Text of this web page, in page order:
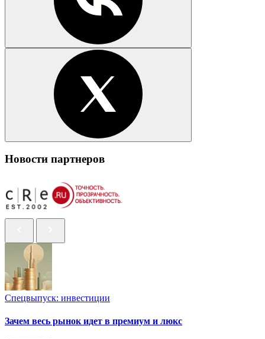
Новости партнеров
Спецвыпуск: инвестиции
Зачем весь рынок идет в премиум и люкс